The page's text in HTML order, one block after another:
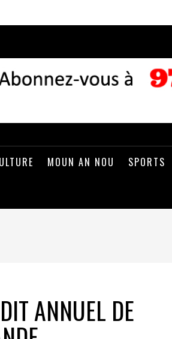
MOUN AN NOU SPORTS
ANNUEL DE